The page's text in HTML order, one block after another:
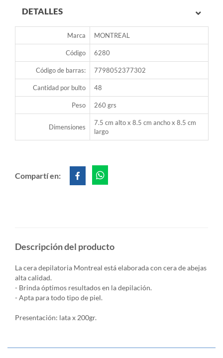
DETALLES
Marca MONTREAL
Código 6280
Código de barras: 7798052377302
Cantidad por bulto 48
Peso 260 grs
Dimensiones
7.5 cm alto x 8.5 cm ancho x 8.5 cm
largo
Compartí en:
Descripción del producto
La cera depilatoria Montreal está elaborada con cera de abejas
alta calidad.
- Brinda óptimos resultados en la depilación.
- Apta para todo tipo de piel.
Presentación: lata x 200gr.